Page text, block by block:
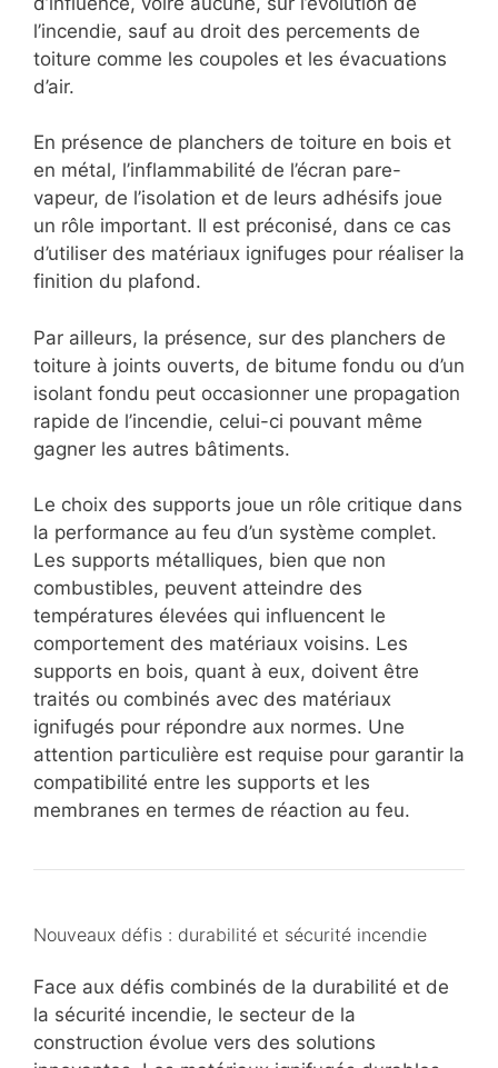
l’incendie, sauf au droit des percements de
toiture comme les coupoles et les évacuations
d’air.
En présence de planchers de toiture en bois et
en métal, l’inflammabilité de l’écran pare-
vapeur, de l’isolation et de leurs adhésifs joue
un rôle important. Il est préconisé, dans ce cas
d’utiliser des matériaux ignifuges pour réaliser la
finition du plafond.
Par ailleurs, la présence, sur des planchers de
toiture à joints ouverts, de bitume fondu ou d’un
isolant fondu peut occasionner une propagation
rapide de l’incendie, celui-ci pouvant même
gagner les autres bâtiments.
Le choix des supports joue un rôle critique dans
la performance au feu d’un système complet.
Les supports métalliques, bien que non
combustibles, peuvent atteindre des
températures élevées qui influencent le
comportement des matériaux voisins. Les
supports en bois, quant à eux, doivent être
traités ou combinés avec des matériaux
ignifugés pour répondre aux normes. Une
attention particulière est requise pour garantir la
compatibilité entre les supports et les
membranes en termes de réaction au feu.
Nouveaux défis : durabilité et sécurité incendie
Face aux défis combinés de la durabilité et de
la sécurité incendie, le secteur de la
construction évolue vers des solutions